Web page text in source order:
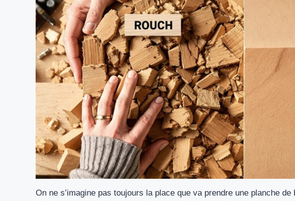
On ne s’imagine pas toujours la place que va prendre une planche